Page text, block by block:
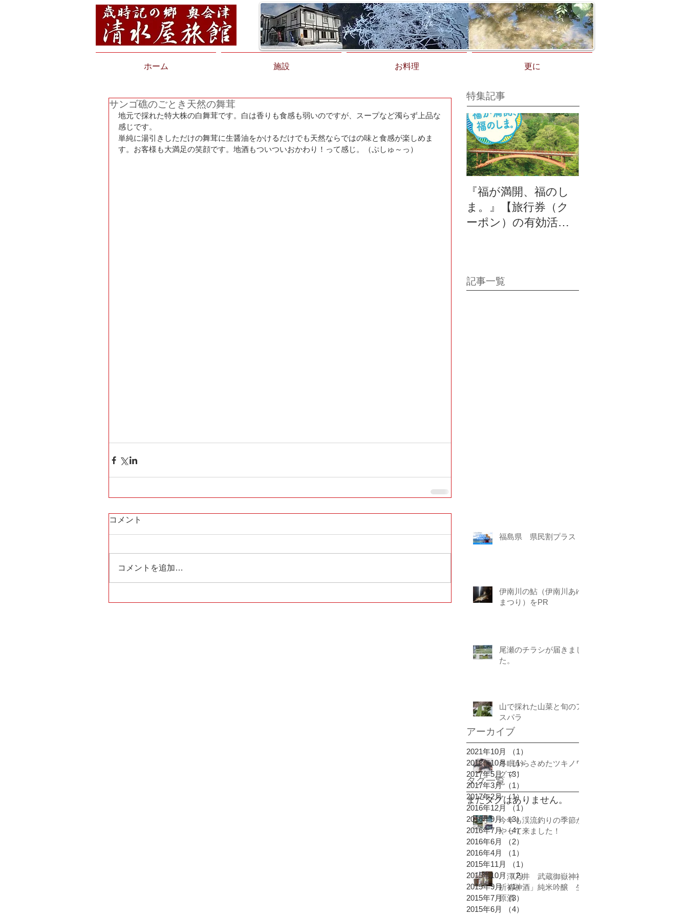
ホーム 施設 お料理 更に
サンゴ礁のごとき天然の舞茸
地元で採れた特大株の白舞茸です。白は香りも食感も弱いのですが、スープなど濁らず上品な
感じです。
単純に湯引きしただけの舞茸に生醤油をかけるだけでも天然ならではの味と食感が楽しめま
す。お客様も大満足の笑顔です。地酒もついついおかわり！って感じ。（ぷしゅ～っ）
コメント
コメントを追加…
特集記事
『福が満開、福のし
ま。』【旅行券（ク
ーポン）の有効活用
記事一覧
福島県 県民割プラス
伊南川の鮎（伊南川あゆ
まつり）をPR
尾瀬のチラシが届きまし
た。
山で採れた山菜と旬のア
スパラ
冬眠からさめたツキノワ
グマ！
今年も渓流釣りの季節が
やって来ました！
「澤乃井 武蔵御嶽神社
祈祷神酒」純米吟醸 生
原酒
まだタグはありません。
タグ一覧
2021年10月 （1）
2018年10月 （1）1件の記事
2017年5月 （3）
2017年3月 （1）
2017年2月 （1） 1件の記事
2016年12月
（1）
2016年9月 （3）3件の記事
2016年7月 （4）4件の記事
2016年6月
（2）
2016年4月
（1）
2015年11月
（1）
2015年10月 （2）2件の記事
2015年9月 （1）1件の記事
2015年7月 （3）
2015年6月
（4）
アーカイブ